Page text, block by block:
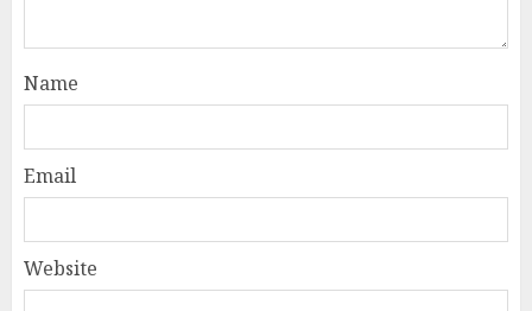
Name
Email
Website